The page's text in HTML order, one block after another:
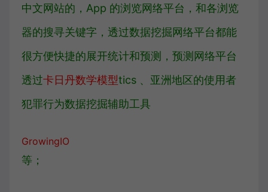
中文网站的，App 的浏览网络平台，和各浏览
器的搜寻关键字，透过数据挖掘网络平台都能
很方便快捷的展开统计和预测，预测网络平台
透过卡日丹数学模型tics 、亚洲地区的使用者
犯罪行为数据挖掘辅助工具
GrowingIO
等；